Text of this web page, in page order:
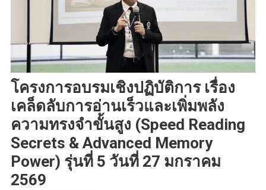
โครงการอบรมเชิงปฏิบัติการ เรื่อง
เคล็ดลับการอ่านเร็วและเพิ่มพลัง
ความทรงจำขั้นสูง (Speed Reading
Secrets & Advanced Memory
Power) รุ่นที่ 5 วันที่ 27 มกราคม
2569